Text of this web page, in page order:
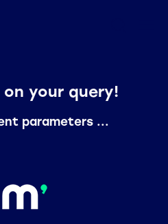
your query!
parameters ...